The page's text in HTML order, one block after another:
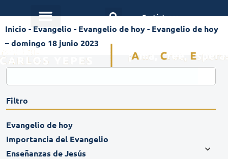
Contáctanos
Inicio - Evangelio - Evangelio de hoy- Evangelio de hoy
– domingo 18 junio 2023
Filtro
Evangelio de hoy
Importancia del Evangelio
Enseñanzas de Jesús